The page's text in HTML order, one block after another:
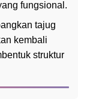
fungsional.
tajug
kembali
struktur